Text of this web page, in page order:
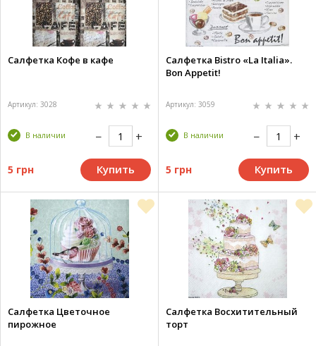
Салфетка Кофе в кафе
Артикул: 3028
В наличии
5 грн Купить
Салфетка Bistro «La Italia».
Bon Appetit!
Артикул: 3059
В наличии
5 грн Купить
Салфетка Цветочное
пирожное
Салфетка Восхитительный
торт